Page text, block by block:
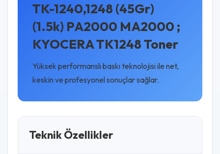
TK-1240,1248 (45Gr)
(1.5k) PA2000 MA2000 ;
KYOCERA TK1248 Toner
Yüksek performanslı baskı teknolojisi ile net,
keskin ve profesyonel sonuçlar sağlar.
Teknik Özellikler